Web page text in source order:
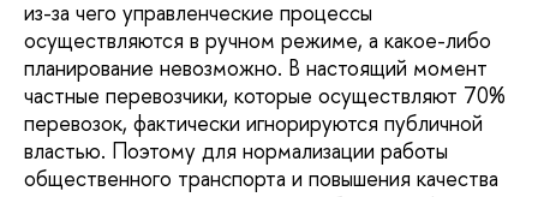
из-за чего управленческие процессы
осуществляются в ручном режиме, а какое-либо
планирование невозможно. В настоящий момент
частные перевозчики, которые осуществляют 70%
перевозок, фактически игнорируются публичной
властью. Поэтому для нормализации работы
общественного транспорта и повышения качества